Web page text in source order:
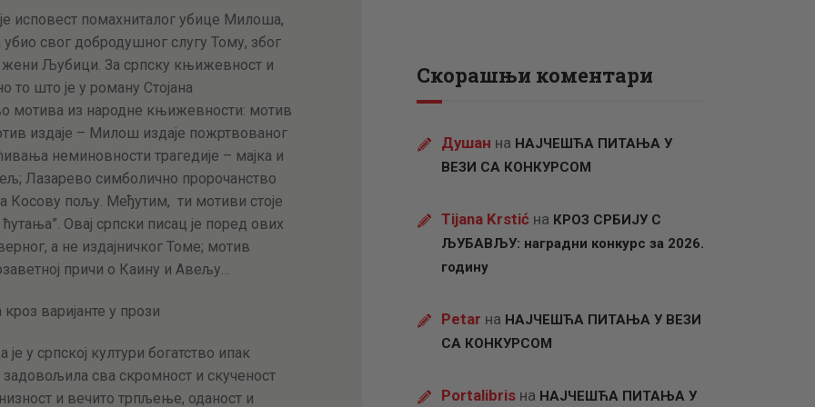
АКТУЕЛНОСТИ
ЦЕНОВНИК
ПИСМО
исповест помахниталог убице Милоша,
убио свог добродушног слугу Тому, због
Љубици. За српску књижевност и
то што је у роману Стојана
мотива из народне књижевности: мотив
издаје – Милош издаје пожртвованог
неминовности трагедије – мајка и
Лазарево симболично пророчанство
Косову пољу. Међутим, ти мотиви стоје
Овај српски писац је поред ових
а не издајничког Томе; мотив
причи о Каину и Авељу…
варијанте у прози
у српској култури богатство ипак
сва скромност и скученост
и вечито трпљење, оданост и
Скорашњи коментари
Душан на НАЈЧЕШЋА ПИТАЊА У
ВЕЗИ СА КОНКУРСОМ
Tijana Krstić на КРОЗ СРБИЈУ С
ЉУБАВЉУ: наградни конкурс за 2026.
годину
Petar на НАЈЧЕШЋА ПИТАЊА У ВЕЗИ
СА КОНКУРСОМ
Portalibris на НАЈЧЕШЋА ПИТАЊА У